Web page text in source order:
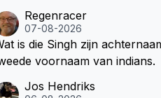
Regenracer
07-08-2026
is die Singh zijn
voornaam van indians.
Jos Hendriks